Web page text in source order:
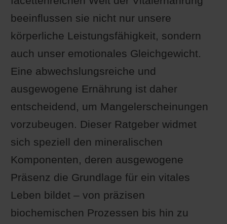
beeinflussen sie nicht nur unsere
körperliche Leistungsfähigkeit, sondern
auch unser emotionales Gleichgewicht.
Eine abwechslungsreiche und
ausgewogene Ernährung ist daher
entscheidend, um Mangelerscheinungen
vorzubeugen. Dieser Ratgeber widmet
sich speziell den mineralischen
Komponenten, deren ausgewogene
Präsenz die Grundlage für ein vitales
Leben bildet – von präzisen
biochemischen Prozessen bis hin zu